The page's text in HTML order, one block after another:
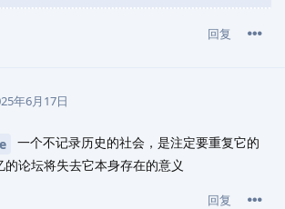
回复
年6月17日
一个不记录历史的社会，是注定要重复它的
论坛将失去它本身存在的意义
回复